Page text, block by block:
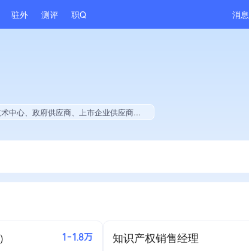
驻外 测评 职Q 消息
局行业领先、经营年限全国同行前5%、集团成员、权威管理体系认证、权威产品认证、大学生就业贡献、2025年公开项目中标、拥有绿色资质、拥有工艺创新能力、拥有多项作品、美术作品创作量位于同行前50、拥有多项著作权、软件研发量位于同行前500
1-1.8万 知识产权销售经理